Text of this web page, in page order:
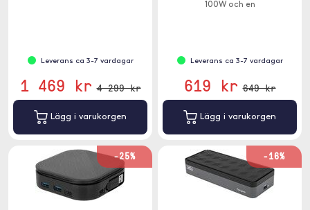
Leverans ca 3-7 vardagar
1 469 kr 4 299 kr
Lägg i varukorgen
100W och en
Leverans ca 3-7 vardagar
619 kr 649 kr
Lägg i varukorgen
-25% -16%